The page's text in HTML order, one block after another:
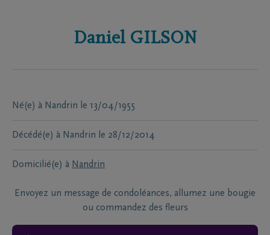
Daniel GILSON
Né(e) à Nandrin le 13/04/1955
Décédé(e) à Nandrin le 28/12/2014
Domicilié(e) à Nandrin
Envoyez un message de condoléances, allumez une bougie
ou commandez des fleurs